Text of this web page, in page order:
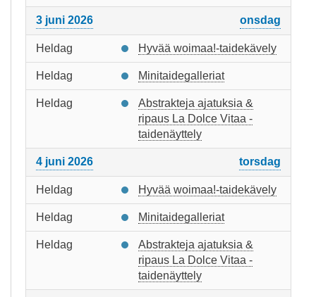
3 juni 2026 onsdag
Heldag Hyvää woimaa!-taidekävely
Heldag Minitaidegalleriat
Heldag
Abstrakteja ajatuksia &
ripaus La Dolce Vitaa -
taidenäyttely
4 juni 2026 torsdag
Heldag Hyvää woimaa!-taidekävely
Heldag Minitaidegalleriat
Heldag
Abstrakteja ajatuksia &
ripaus La Dolce Vitaa -
taidenäyttely